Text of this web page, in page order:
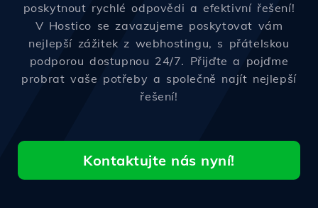
poskytnout rychlé odpovědi a efektivní řešení!
V Hostico se zavazujeme poskytovat vám
nejlepší zážitek z webhostingu, s přátelskou
podporou dostupnou 24/7. Přijďte a pojďme
probrat vaše potřeby a společně najít nejlepší
řešení!
Kontaktujte nás nyní!